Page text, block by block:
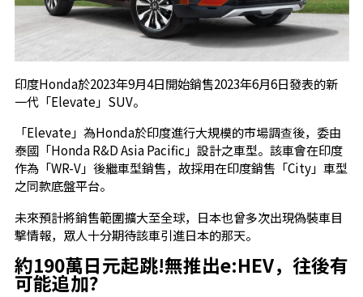
印度Honda於2023年9月4日開始銷售2023年6月6日發表的新
一代「Elevate」SUV。
「Elevate」為Honda於印度進行大規模的市場調查後，委由
泰國「Honda R&D Asia Pacific」設計之車型。該車會在印度
作為「WR-V」後繼車型銷售，故採用在印度銷售「City」車型
之同款底盤平台。
未來預計將銷售範圍擴大至全球，日本也曾多次出現偽裝車目
擊情報，眾人十分期待該車引進日本的那天。
約190萬日元起跳!無推出e:HEV，往後有
可能追加?